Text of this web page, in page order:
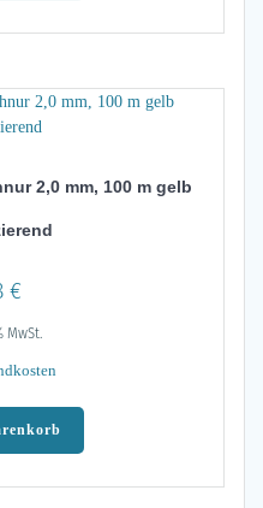
2,0 mm, 100 m gelb
€
MwSt.